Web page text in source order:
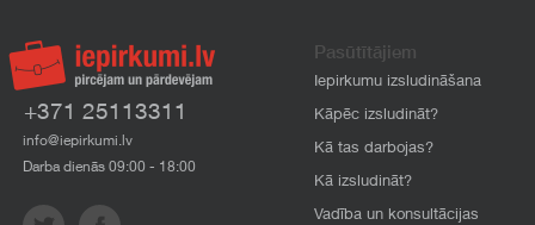
+371 25113311
info@iepirkumi.lv
Darba dienās 09:00 - 18:00
Pasūtītājiem
Iepirkumu izsludināšana
Kāpēc izsludināt?
Kā tas darbojas?
Kā izsludināt?
Vadība un konsultācijas